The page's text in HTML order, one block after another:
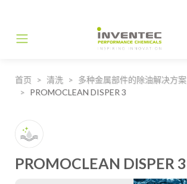
Main Navigation
首页 清洗
多种金属部件的除油解决方案
PROMOCLEAN DISPER 3
PROMOCLEAN DISPER 3